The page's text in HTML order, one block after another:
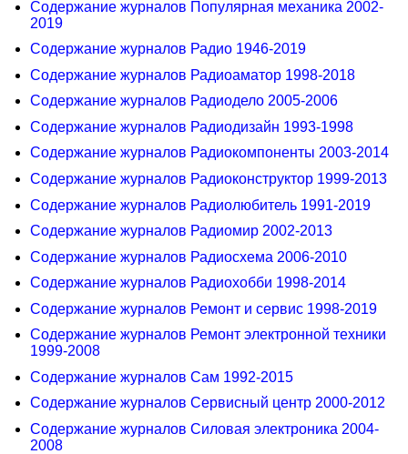
Содержание журналов Популярная механика 2002-
2019
Содержание журналов Радио 1946-2019
Содержание журналов Радиоаматор 1998-2018
Содержание журналов Радиодело 2005-2006
Содержание журналов Радиодизайн 1993-1998
Содержание журналов Радиокомпоненты 2003-2014
Содержание журналов Радиоконструктор 1999-2013
Содержание журналов Радиолюбитель 1991-2019
Содержание журналов Радиомир 2002-2013
Содержание журналов Радиосхема 2006-2010
Содержание журналов Радиохобби 1998-2014
Содержание журналов Ремонт и сервис 1998-2019
Содержание журналов Ремонт электронной техники
1999-2008
Содержание журналов Сам 1992-2015
Содержание журналов Сервисный центр 2000-2012
Содержание журналов Силовая электроника 2004-
2008